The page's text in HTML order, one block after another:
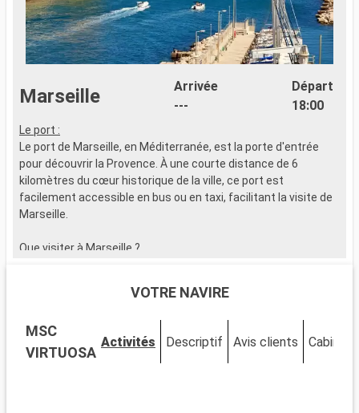
Marseille
Arrivée
---
Départ
18:00
Le port :
Le port de Marseille, en Méditerranée, est la porte d'entrée
pour découvrir la Provence. À une courte distance de 6
kilomètres du cœur historique de la ville, ce port est
facilement accessible en bus ou en taxi, facilitant la visite de
Marseille.
Que visiter à Marseille ?
sur la ville. Le Vieux-Port et le quartier historique du Panier,
incontournables. Flânez dans ses ruelles qui abritent des
boutiques d'artisans et des cafés pittoresques. Le MuCEM et
la Vieille Charité sont des haltes culturelles importantes. Ne
VOTRE NAVIRE
MSC
VIRTUOSA
Activités Descriptif Avis clients Cabines